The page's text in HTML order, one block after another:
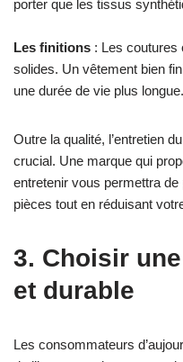
porter que les tissus
Les finitions : Les coutures
solides. Un vêtement bien
une durée de vie plus longue.
Outre la qualité, l’entretien
crucial. Une marque qui
entretenir vous permettra
pièces tout en réduisant
3. Choisir
et durable
Les consommateurs